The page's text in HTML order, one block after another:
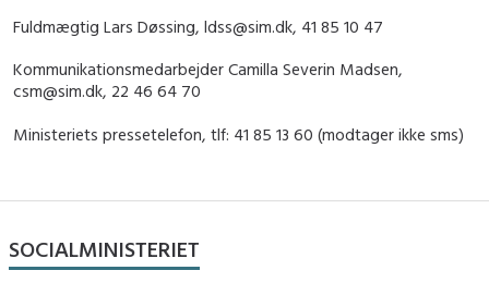
Fuldmægtig Lars Døssing, ldss@sim.dk, 41 85 10 47
Kommunikationsmedarbejder Camilla Severin Madsen,
csm@sim.dk, 22 46 64 70
Ministeriets pressetelefon, tlf: 41 85 13 60 (modtager ikke sms)
SOCIALMINISTERIET